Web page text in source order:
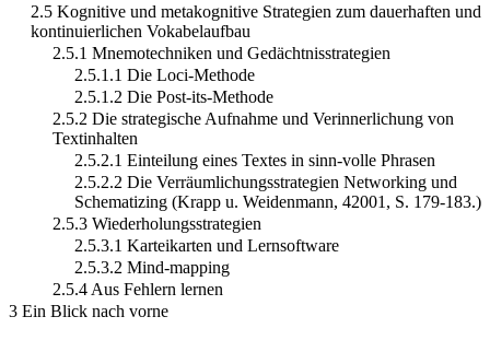
2.5 Kognitive und metakognitive Strategien zum dauerhaften und
kontinuierlichen Vokabelaufbau
2.5.1 Mnemotechniken und Gedächtnisstrategien
2.5.1.1 Die Loci-Methode
2.5.1.2 Die Post-its-Methode
2.5.2 Die strategische Aufnahme und Verinnerlichung von
Textinhalten
2.5.2.1 Einteilung eines Textes in sinn-volle Phrasen
2.5.2.2 Die Verräumlichungsstrategien Networking und
Schematizing (Krapp u. Weidenmann, 42001, S. 179-183.)
2.5.3 Wiederholungsstrategien
2.5.3.1 Karteikarten und Lernsoftware
2.5.3.2 Mind-mapping
2.5.4 Aus Fehlern lernen
3 Ein Blick nach vorne